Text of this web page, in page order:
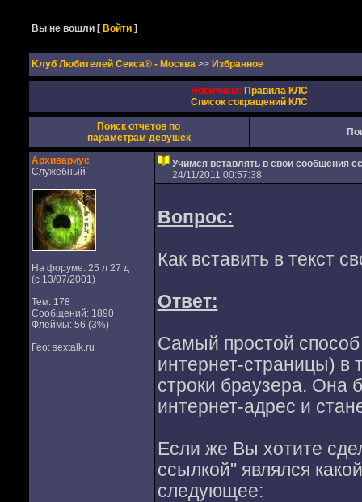
Вы не вошли [Войти ]
Kлуб Любителей Секса® - Москва >> Избранное
Новичкам: Правила КЛС
Список сокращений КЛС
Поиск отчетов по
параметрам девушек
Архивариус
Служебный
На форуме: 25 л 27 д
(с 13/07/2001)
Тем: 178
Сообщений: 1890
Флеймы: 56 (3%)
Гео: sextalk.ru
Учимся вставлять в свои сообщения
24/11/2011 00:57:38
Вопрос:
Как вставить в текст
Ответ:
Самый простой
интернет-страницы) в
строки браузера. Она
интернет-адрес и
Если же Вы хотите
ссылкой" являлся
следующее: